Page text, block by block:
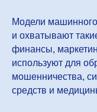
Модели
и охватывают
финансы,
используют для
мошенничества,
средств и